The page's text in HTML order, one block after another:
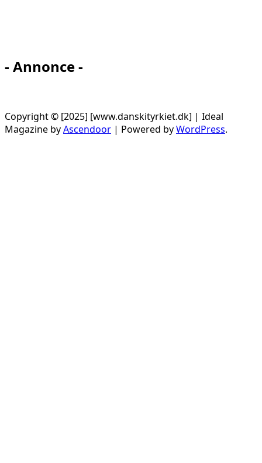
- Annonce -
Copyright © [2025] [www.danskityrkiet.dk] | Ideal
Magazine byAscendoor | Powered byWordPress.